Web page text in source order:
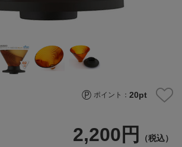
ポイント：20pt
2,200円 （税込）